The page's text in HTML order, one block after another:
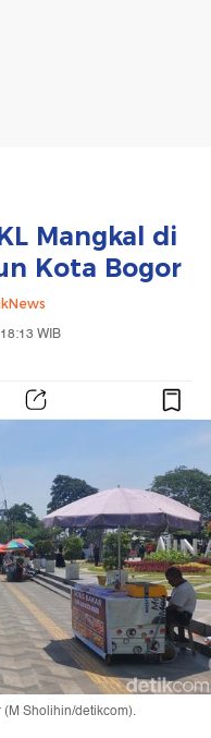
Mangkal di
Kota Bogor
WIB
Sholihin/detikcom).